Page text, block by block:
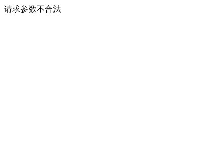
请求参数不合法